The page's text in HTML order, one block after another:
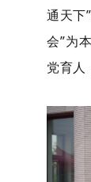
通天下
会”为本
党育人